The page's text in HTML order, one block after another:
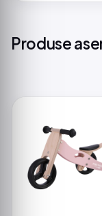
Produse